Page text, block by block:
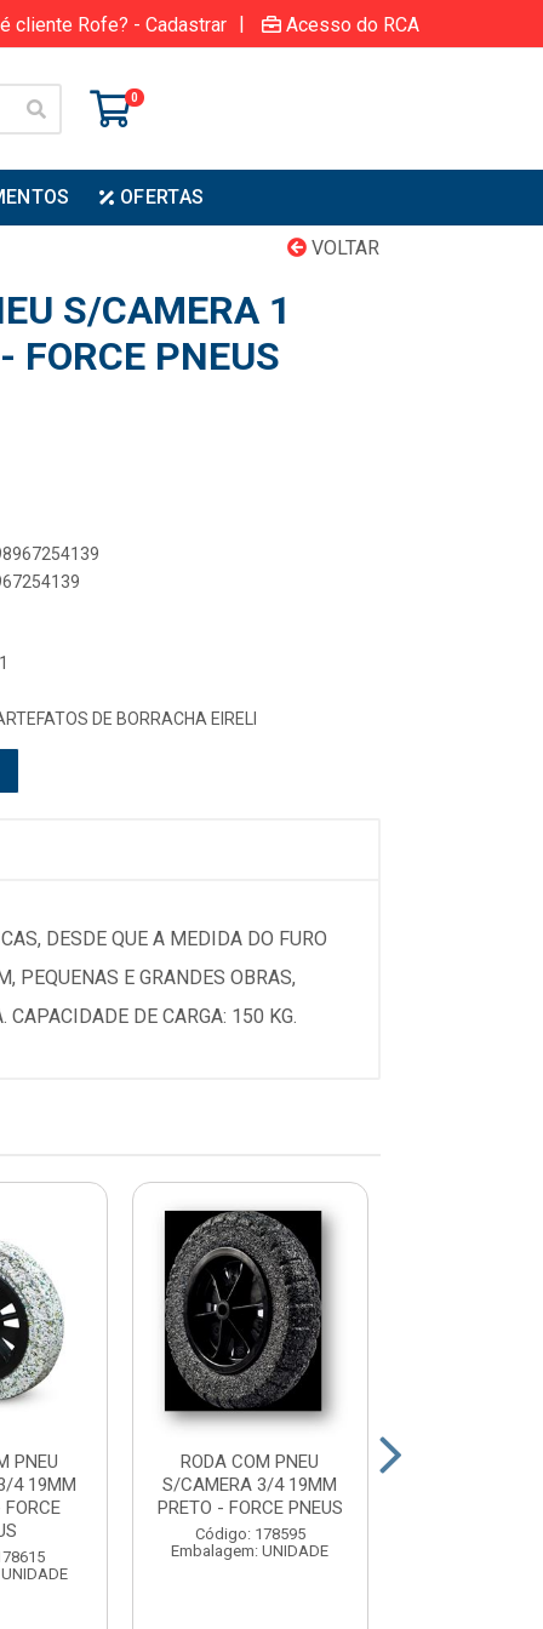
cliente Rofe? - Cadastrar | Acesso do RCA
0
OFERTAS
VOLTAR
S/CAMERA 1
FORCE PNEUS
DE BORRACHA EIRELI
DESDE QUE A MEDIDA DO FURO
PEQUENAS E GRANDES OBRAS,
DE CARGA: 150 KG.
PNEU
4 19MM
RODA COM PNEU
S/CAMERA 3/4 19MM
PRETO - FORCE PNEUS
Código: 178595
Embalagem: UNIDADE